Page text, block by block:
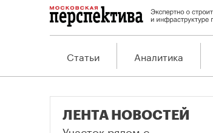
Статьи Аналитика
ЛЕНТА НОВОСТЕЙ